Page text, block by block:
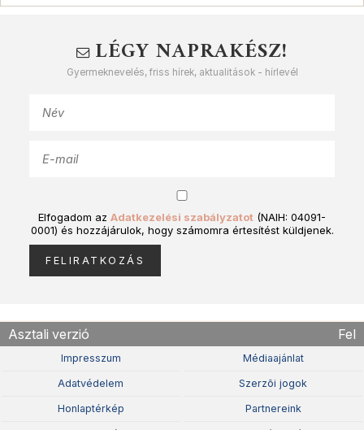
LÉGY NAPRAKÉSZ!
Gyermeknevelés, friss hírek, aktualitások - hírlevél
Elfogadom az Adatkezelési szabályzatot (NAIH: 04091-
0001) és hozzájárulok, hogy számomra értesítést küldjenek.
Asztali verzió Fel
Impresszum Médiaajánlat
Adatvédelem Szerzõi jogok
Honlaptérkép Partnereink